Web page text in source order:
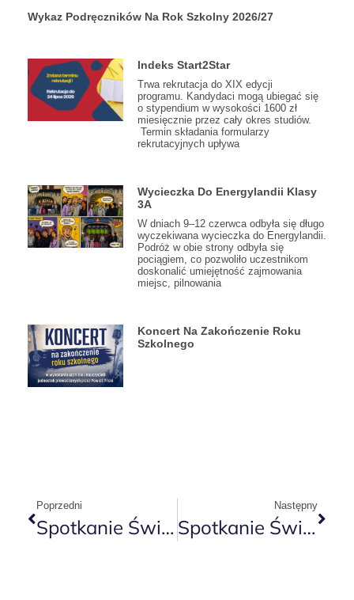
Wykaz Podręczników Na Rok Szkolny 2026/27
Indeks Start2Star
Trwa rekrutacja do XIX edycji
programu. Kandydaci mogą ubiegać się
o stypendium w wysokości 1600 zł
miesięcznie przez cały okres studiów.
Termin składania formularzy
rekrutacyjnych upływa
Wycieczka Do Energylandii Klasy
3A
W dniach 9–12 czerwca odbyła się długo
wyczekiwana wycieczka do Energylandii.
Podróż w obie strony odbyła się
pociągiem, co pozwoliło uczestnikom
doskonalić umiejętność zajmowania
miejsc, pilnowania
Koncert Na Zakończenie Roku
Szkolnego
Poprzedni
Spotkanie Świąteczne W 1B
Następny
Spotkanie Świąteczne W 2A